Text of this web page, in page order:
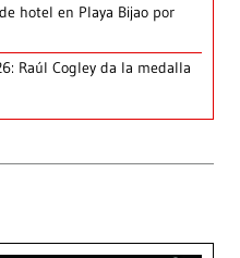
hotel en Playa Bijao por
Raúl Cogley da la medalla